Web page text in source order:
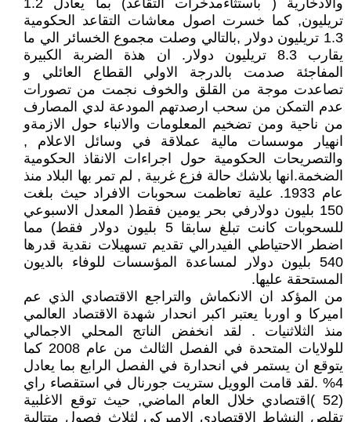
والادخارية ( باستثاءمدخرات التقاعد) بما يعادل 1.2
تريليون, كما خسرت اصول معاشات التقاعد الحكومية
1.3 تريليون دولار ,بالتالي وصلت مجموع الخسائر الي ما
يقارب 8.3 تريليون دولار. ان هذة الضربة الكبيرة
المفاجئة صدمت بالدرجة الاولي القطاع العائلي و
تصاعدت موجة من القلق والخوف نجمت من تصورات
عدم التمكن من سحب ارصدتهم المودعة لدي المصارف
من ناحية ومن تضخيم المعلومات والانباء حول الازمةو
انهيار موسسات مالية عملاقة في وسائل الاعلام ,
والتصريحات الحكومية حول اجراءات الانقاذ الحكومية
الضخمة.انها بلاشك حالة فزع غربية , لم تمر بها البلاد منذ
عام 1933. علية تعاظمت سحوبات الافراد حيث بلغت
150 بليون دولارفي بحر يومين فقط( المعدل الاسبوعي
للسحوبات كانت تبلغ سابقا 5 بليون دولار فقط) مما
اضطر الاحتياطي الفيدرالي تقديم تسهيلات نقدية قدرها
540 بليون دولار لمساعدة المؤسسات للوفاء بالديون
المستحقة عليها.
من المؤكد ان الانكماش والتراجع الاقتصادي الذي عم
اميركا و اوربا يعتبر اكبر انحدار شهدة الاقتصاد العالمي
منذ الثلاثنيات . لقد انخفض الناتج المحلي الاجمالي
للولايات المتحدة في الفصل الثالث من عام 2008 كما
يتوقع ان يستمر في انحدارة في الفصل الرابع بما يعادل
4% .لقد قامت الوويل ستريت جورنال في استقصاء راي
(52 )اقتصادي خلال العام الماضي, حيث توقع الاغلبية
تقلص النشاط الاقتصادي الاميركي لثلاث فصول متتالية